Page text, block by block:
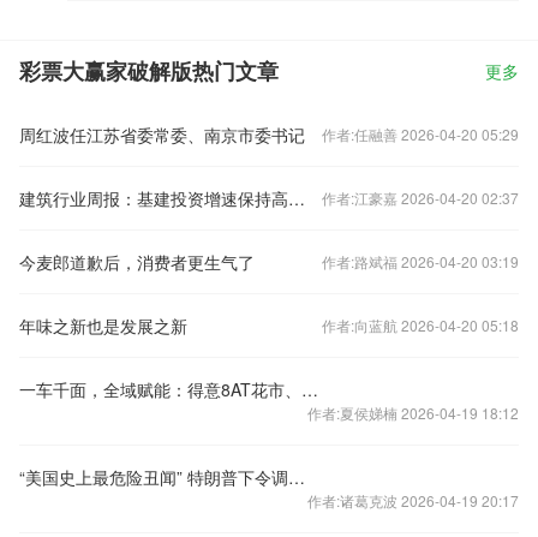
彩票大赢家破解版热门文章 更多
周红波任江苏省委常委、南京市委书记 作者:任融善 2026-04-20 05:29
建筑行业周报：基建投资增速保持高位 中越合作加深带来出海新机遇 作者:江豪嘉 2026-04-20 02:37
今麦郎道歉后，消费者更生气了 作者:路斌福 2026-04-20 03:19
年味之新也是发展之新 作者:向蓝航 2026-04-20 05:18
一车千面，全域赋能：得意8AT花市、物流园、建材市场三城同耀
作者:夏侯娣楠 2026-04-19 18:12
“美国史上最危险丑闻” 特朗普下令调查涉嫌掩盖“拜登认知能力”事件
作者:诸葛克波 2026-04-19 20:17